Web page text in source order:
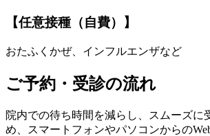
【任意接種（自費）】
おたふくかぜ、インフルエンザなど
ご予約・受診の流れ
院内での待ち時間を減らし、スムーズに
め、スマートフォンやパソコンからの